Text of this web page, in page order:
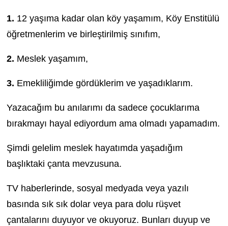
1. 12 yaşıma kadar olan köy yaşamım, Köy Enstitülü
öğretmenlerim ve birleştirilmiş sınıfım,
2. Meslek yaşamım,
3. Emekliliğimde gördüklerim ve yaşadıklarım.
Yazacağım bu anılarımı da sadece çocuklarıma
bırakmayı hayal ediyordum ama olmadı yapamadım.
Şimdi gelelim meslek hayatımda yaşadığım
başlıktaki çanta mevzusuna.
TV haberlerinde, sosyal medyada veya yazılı
basında sık sık dolar veya para dolu rüşvet
çantalarını duyuyor ve okuyoruz. Bunları duyup ve